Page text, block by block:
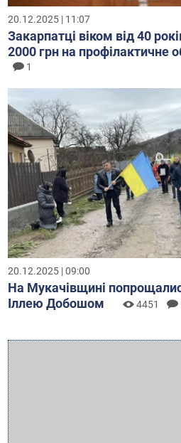
20.12.2025 | 11:07
Закарпатці віком від 40
2000 грн на профілактичне
1
20.12.2025 | 09:00
На Мукачівщині
Іллею Добошом
4451